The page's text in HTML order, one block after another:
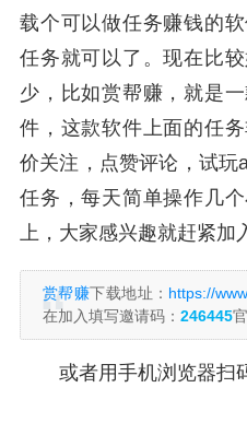
载个可以做任务赚钱的
任务就可以了。现在比
少，比如赏帮赚，就是
件，这款软件上面的任
价关注，点赞评论，试玩
任务，每天简单操作几
上，大家感兴趣就赶紧加
赏帮赚下载地址： https://
在加入填写邀请码： 246445
或者用手机浏览器扫